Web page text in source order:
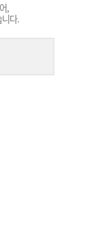
,
다.